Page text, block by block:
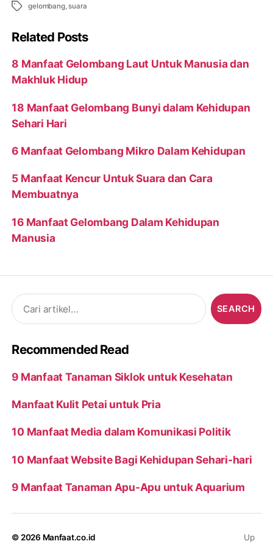
Tags gelombang,suara
Related Posts
8 Manfaat Gelombang Laut Untuk Manusia dan
Makhluk Hidup
18 Manfaat Gelombang Bunyi dalam Kehidupan
Sehari Hari
6 Manfaat Gelombang Mikro Dalam Kehidupan
5 Manfaat Kencur Untuk Suara dan Cara
Membuatnya
16 Manfaat Gelombang Dalam Kehidupan
Manusia
Search
for:
Recommended Read
9 Manfaat Tanaman Siklok untuk Kesehatan
Manfaat Kulit Petai untuk Pria
10 Manfaat Media dalam Komunikasi Politik
10 Manfaat Website Bagi Kehidupan Sehari-hari
9 Manfaat Tanaman Apu-Apu untuk Aquarium
© 2026 Manfaat.co.id
Up